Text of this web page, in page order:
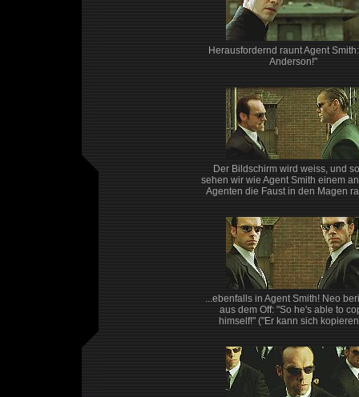
Herausfordernd raunt Agent
Anderson!"
Der Bildschirm wird weiss, und
sehen wir wie Agent Smith einem
Agenten die Faust in den Magen
...ebenfalls in Agent Smith! Neo
aus dem Off: "So he's able to
himself!" ("Er kann sich